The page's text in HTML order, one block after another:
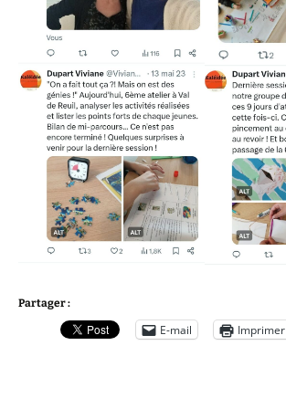
Partager :
E-mail Imprimer